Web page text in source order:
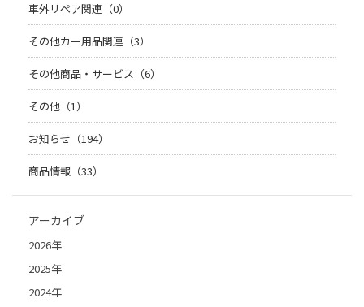
車外リペア関連（0）
その他カー用品関連（3）
その他商品・サービス（6）
その他（1）
お知らせ（194）
商品情報（33）
アーカイブ
2026年
2025年
2024年